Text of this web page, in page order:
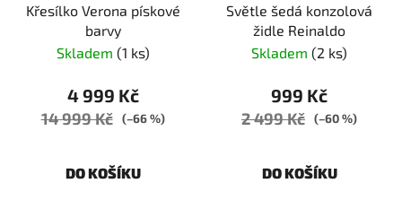
Křesílko Verona pískové
barvy
Skladem (1 ks)
4 999 Kč
14 999 Kč (–66 %)
DO KOŠÍKU
Světle šedá konzolová
židle Reinaldo
Skladem (2 ks)
999 Kč
2 499 Kč (–60 %)
DO KOŠÍKU